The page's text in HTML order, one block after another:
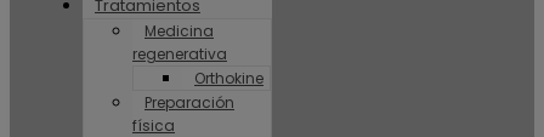
Tratamientos
Medicina
regenerativa
Orthokine
Preparación
física